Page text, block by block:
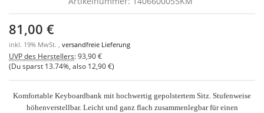
81,00 €
inkl. 19% MwSt. , versandfreie Lieferung
UVP des Herstellers:93,90 €
(Du sparst 13.74% , also 12,90 €)
Komfortable Keyboardbank mit hochwertig gepolstertem Sitz. Stufenweise
höhenverstellbar. Leicht und ganz flach zusammenlegbar für einen